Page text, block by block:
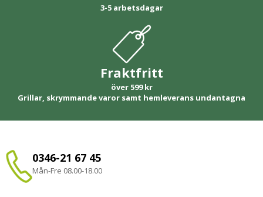
3-5 arbetsdagar
Fraktfritt
över 599 kr
Grillar, skrymmande varor samt hemleverans undantagna
0346-21 67 45
Mån-Fre 08.00-18.00